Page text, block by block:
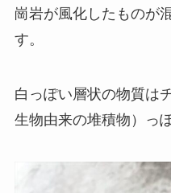
崗岩が風化したものが
す。
白っぽい層状の物質は
生物由来の堆積物）っ